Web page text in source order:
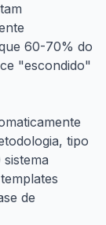
60-70% do
"escondido"
tipo
de